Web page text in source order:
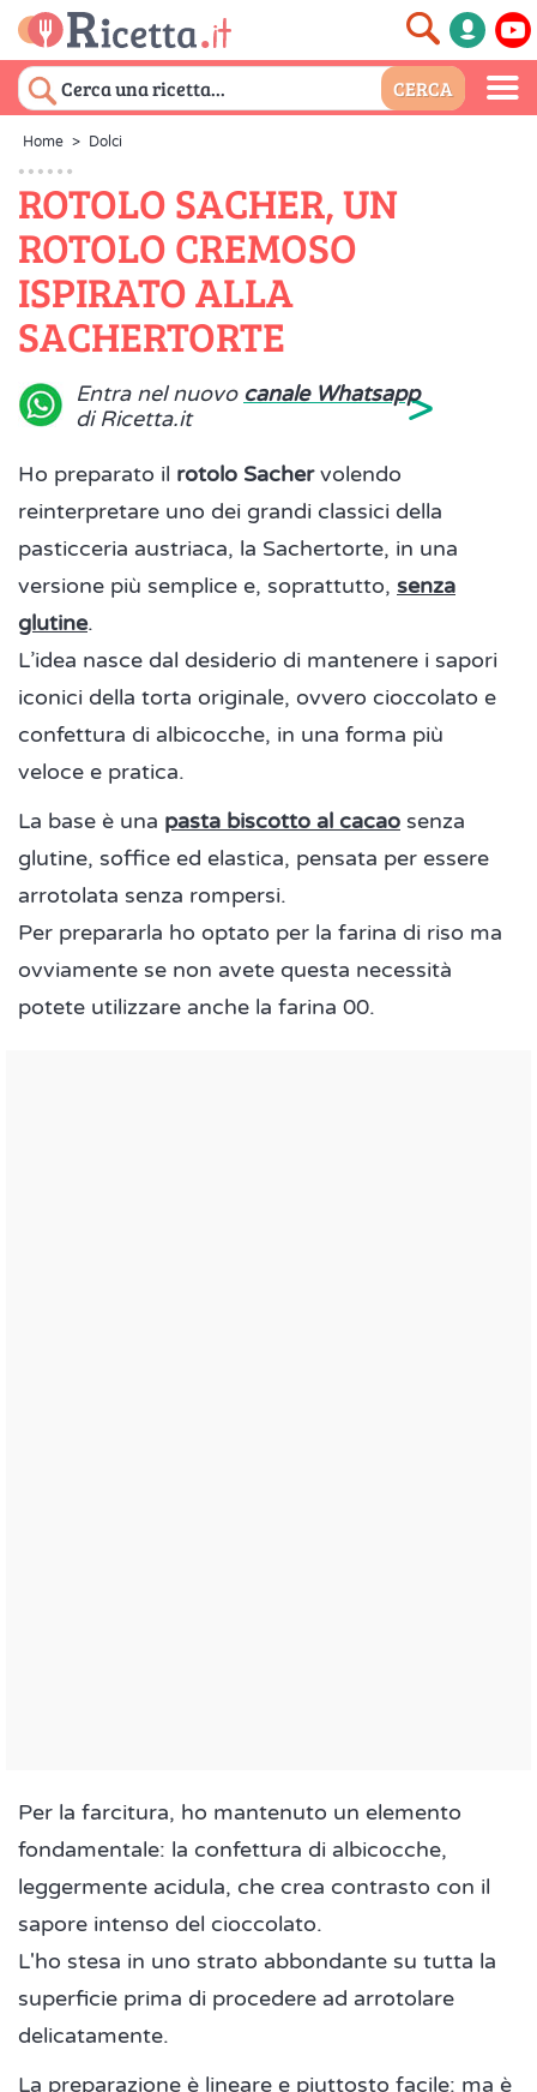
Home > Dolci
ROTOLO SACHER, UN
ROTOLO CREMOSO
ISPIRATO ALLA
SACHERTORTE
Entra nel nuovo canale Whatsapp
di Ricetta.it
>
Ho preparato il rotolo Sachervolendo
reinterpretare uno dei grandi classici della
pasticceria austriaca, la Sachertorte, in una
versione più semplice e, soprattutto, senza
glutine.
L’idea nasce dal desiderio di mantenere i sapori
iconici della torta originale, ovvero cioccolato e
confettura di albicocche, in una forma più
veloce e pratica.
La base è una pasta biscotto al cacao senza
glutine, soffice ed elastica, pensata per essere
arrotolata senza rompersi.
Per prepararla ho optato per la farina di riso ma
ovviamente se non avete questa necessità
potete utilizzare anche la farina 00.
Per la farcitura, ho mantenuto un elemento
fondamentale: la confettura di albicocche,
leggermente acidula, che crea contrasto con il
sapore intenso del cioccolato.
L'ho stesa in uno strato abbondante su tutta la
superficie prima di procedere ad arrotolare
delicatamente.
La preparazione è lineare e piuttosto facile: ma è